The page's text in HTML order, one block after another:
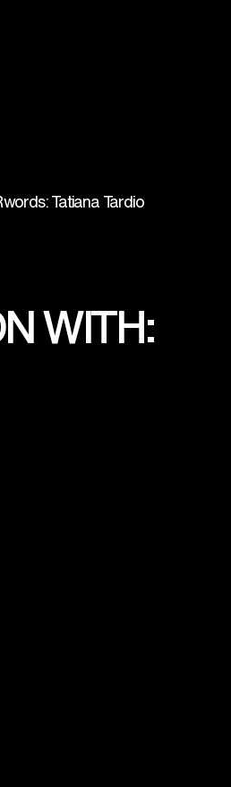
words: Tatiana Tardio
WITH: